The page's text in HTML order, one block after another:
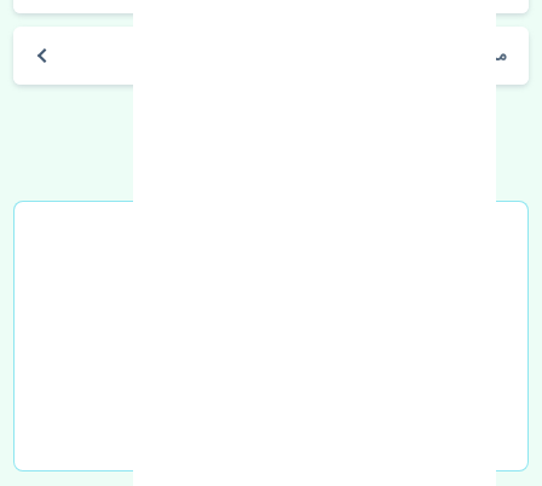
مشخصات فنی اتومبیل